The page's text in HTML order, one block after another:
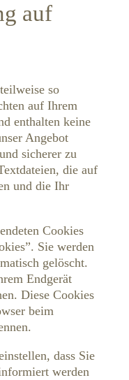
auf
so
auf Ihrem
enthalten keine
Angebot
sicherer zu
die auf
und die Ihr
Cookies
Sie werden
gelöscht.
Endgerät
Diese Cookies
beim
dass Sie
werden